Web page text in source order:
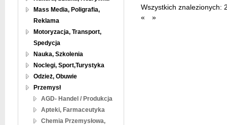
Mass Media, Poligrafia,
Reklama
Motoryzacja, Transport,
Spedycja
Nauka, Szkolenia
Noclegi, Sport,Turystyka
Odzież, Obuwie
Przemysł
AGD- Handel / Produkcja
Apteki, Farmaceutyka
Chemia Przemysłowa,
Wszystkich znalezionych:
«
»